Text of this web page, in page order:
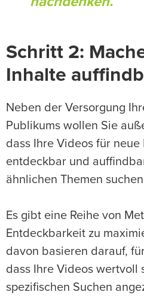
Schritt 2:
Inhalte
Neben der Versorgung
Publikums wollen Sie
dass Ihre Videos für
entdeckbar und
ähnlichen Themen
Es gibt eine Reihe von
Entdeckbarkeit zu
davon basieren darauf,
dass Ihre Videos wertvoll
spezifischen Suchen